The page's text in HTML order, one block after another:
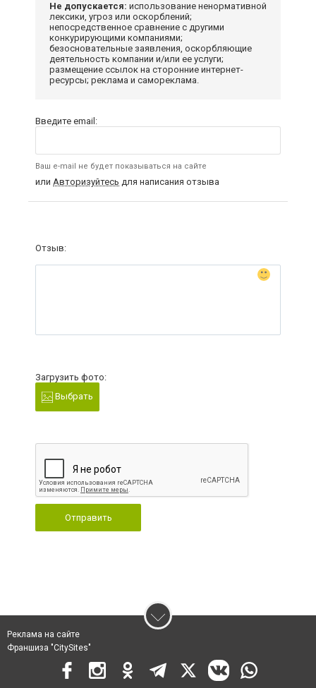
Не допускается: использование ненормативной
лексики, угроз или оскорблений;
непосредственное сравнение с другими
конкурирующими компаниями;
безосновательные заявления, оскорбляющие
деятельность компании и/или ее услуги;
размещение ссылок на сторонние интернет-
ресурсы; реклама и самореклама.
Введите email:
Ваш e-mail не будет показываться на сайте
или Авторизуйтесь для написания отзыва
Отзыв:
Загрузить фото:
Выбрать
Отправить
Реклама на сайте
Франшиза "CitySites"